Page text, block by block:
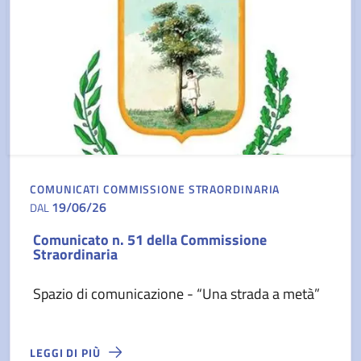
COMUNICATI COMMISSIONE STRAORDINARIA
DAL19/06/26
Comunicato n. 51 della Commissione
Straordinaria
Spazio di comunicazione - “Una strada a metà”
LEGGI DI PIÙ